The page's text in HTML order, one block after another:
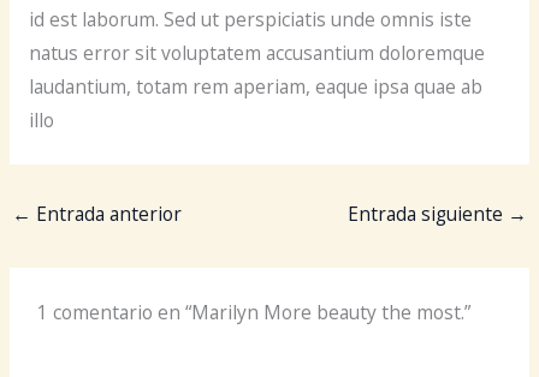
id est laborum. Sed ut perspiciatis unde omnis iste
natus error sit voluptatem accusantium doloremque
laudantium, totam rem aperiam, eaque ipsa quae ab
illo
← Entrada anterior Entrada siguiente →
1 comentario en “Marilyn More beauty the most.”